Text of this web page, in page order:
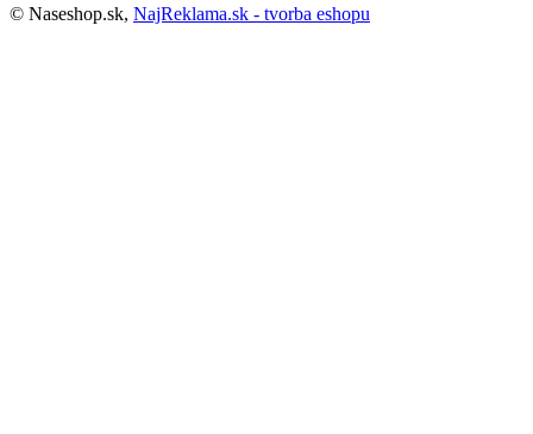
© Naseshop.sk, NajReklama.sk - tvorba eshopu